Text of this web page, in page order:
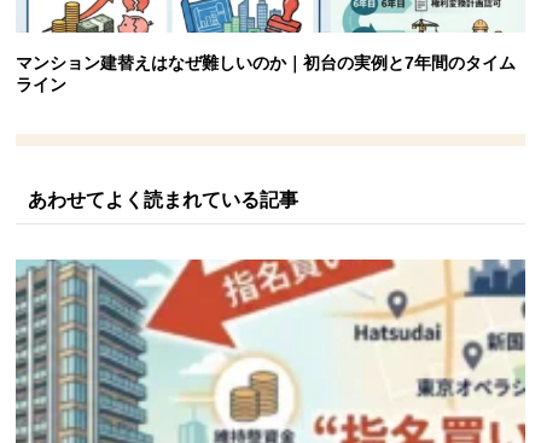
マンション建替えはなぜ難しいのか｜初台の実例と7年間のタイム
ライン
あわせてよく読まれている記事